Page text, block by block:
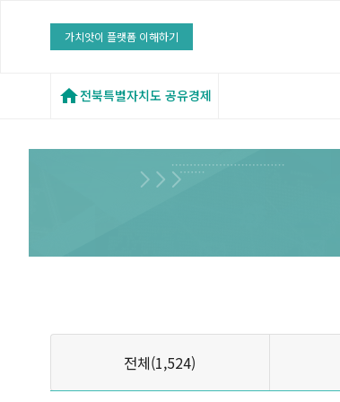
가치앗이 플랫폼 이해하기
전북특별자치도 공유경제
전체(1,524)